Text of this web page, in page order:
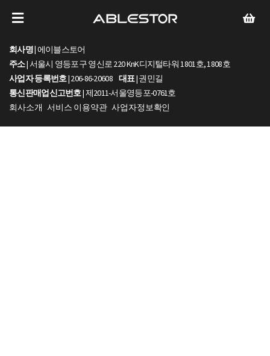
회사명 |에이블스토어
주소| 서울시 영등포구 영신로 220 KnK디지털타워 1801호, 1808호
사업자 등록번호| 206-86-20608 대표| 권민길
통신판매업신고번호| 제2011-서울영등포-0761호
회사소개 서비스 이용약관 사업자정보확인